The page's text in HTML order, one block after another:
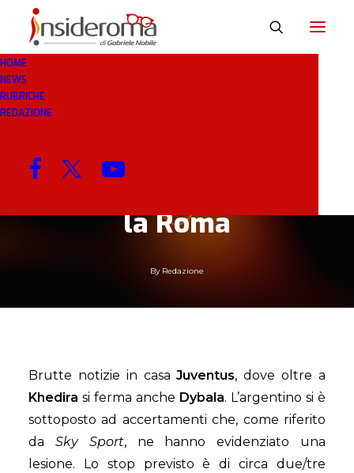
HOME
NEWS
RUBRICHE
REDAZIONE
18 APR 2019
settimane per Dybala.
la Roma
By Redazione
Brutte notizie in casaJuventus, dove oltre a
Khedira si ferma anche Dybala. L’argentino si è
sottoposto ad accertamenti che, come riferito
da Sky Sport, ne hanno evidenziato una
lesione. Lo stop previsto è di circa due/tre